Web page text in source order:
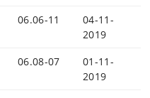
06.06-11
04-11-
2019
06.08-07
01-11-
2019